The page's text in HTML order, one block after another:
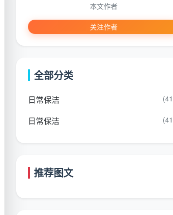
本文作者
关注作者
全部分类
日常保洁
日常保洁
推荐图文